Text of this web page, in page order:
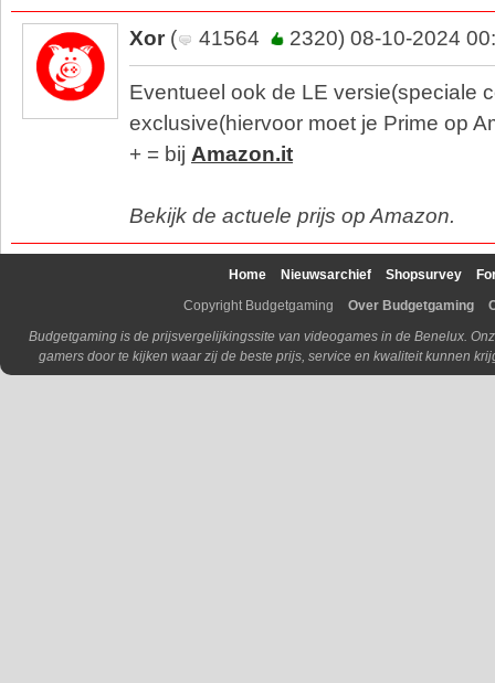
Xor ( 41564 2320) 08-10-2024
Eventueel ook de LE versie(speciale
exclusive(hiervoor moet je Prime op
+ = bij Amazon.it
Bekijk de actuele prijs op Amazon.
Home Nieuwsarchief Shopsurvey
Copyright Budgetgaming
Over Budgetgaming
Budgetgaming is de prijsvergelijkingssite van videogames in de Benelux.
gamers door te kijken waar zij de beste prijs, service en kwaliteit kunnen